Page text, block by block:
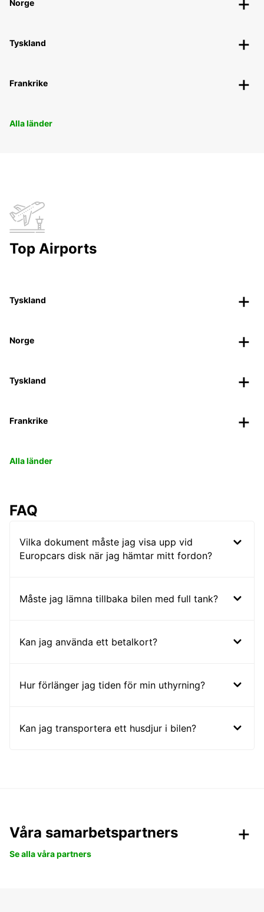
Norge
Tyskland
Frankrike
Alla länder
Top Airports
Tyskland
Norge
Tyskland
Frankrike
Alla länder
FAQ
Vilka dokument måste jag visa upp vid
Europcars disk när jag hämtar mitt fordon?
Måste jag lämna tillbaka bilen med full tank?
Kan jag använda ett betalkort?
Hur förlänger jag tiden för min uthyrning?
Kan jag transportera ett husdjur i bilen?
Våra samarbetspartners
Se alla våra partners